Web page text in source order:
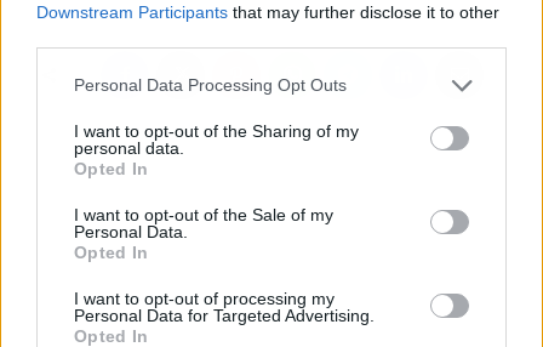
Downstream Participants that may further disclose it to other
Personal Data Processing Opt Outs
I want to opt-out of the Sharing of my
personal data.
Opted In
I want to opt-out of the Sale of my
Personal Data.
Opted In
I want to opt-out of processing my
Personal Data for Targeted Advertising.
Opted In